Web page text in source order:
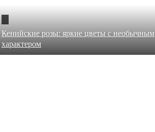
Кенийские розы: яркие цветы с необычным
характером